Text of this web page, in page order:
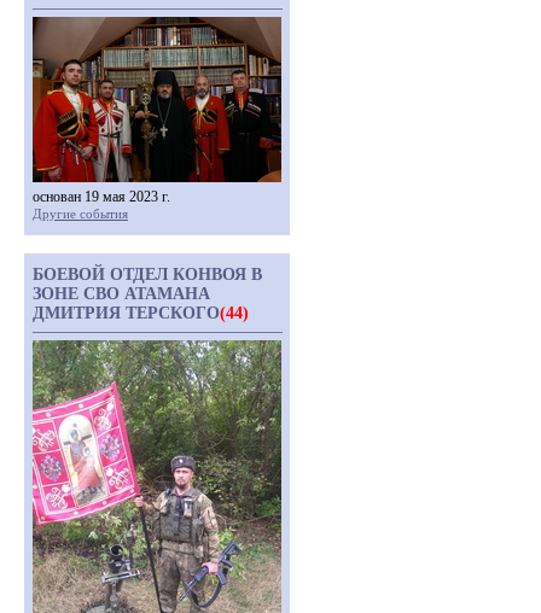
основан 19 мая 2023 г.
Другие события
БОЕВОЙ ОТДЕЛ КОНВОЯ В
ЗОНЕ СВО АТАМАНА
ДМИТРИЯ ТЕРСКОГО(44)